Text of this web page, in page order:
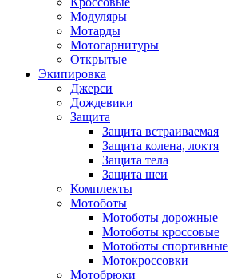
Модуляры
Мотарды
Мотогарнитуры
Открытые
Экипировка
Джерси
Дождевики
Защита
Защита встраиваемая
Защита колена, локтя
Защита тела
Защита шеи
Комплекты
Мотоботы
Мотоботы дорожные
Мотоботы кроссовые
Мотоботы спортивные
Мотокроссовки
Мотобрюки